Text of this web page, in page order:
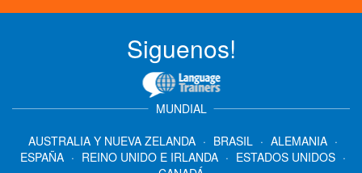
Siguenos!
MUNDIAL
AUSTRALIA Y NUEVA ZELANDA · BRASIL · ALEMANIA ·
ESPAÑA · REINO UNIDO E IRLANDA · ESTADOS UNIDOS ·